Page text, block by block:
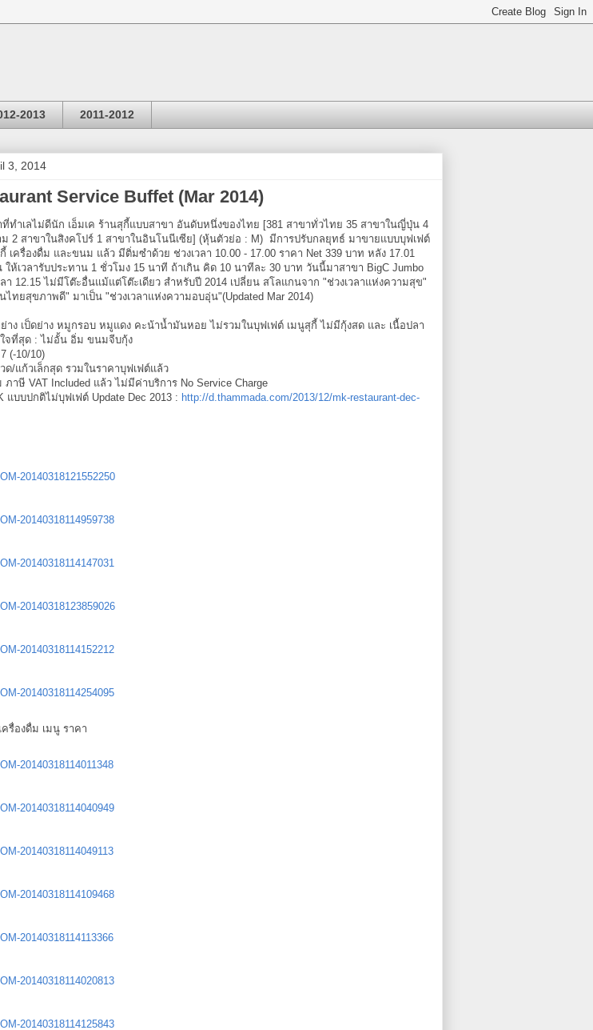
2013 2011-2012
3, 2014
Service Buffet (Mar 2014)
ที่ทำเลไม่ดีนัก เอ็มเค ร้านสุกี้แบบสาขา อันดับหนึ่งของไทย [381 สาขาทั่วไทย 35 สาขาในญี่ปุ่น 4
ม 2 สาขาในสิงคโปร์ 1 สาขาในอินโนนีเซีย] (หุ้นตัวย่อ : M) มีการปรับกลยุทธ์ มาขายแบบบุฟเฟต์
เครื่องดื่ม และขนม แล้ว มีติ่มซำด้วย ช่วงเวลา 10.00 - 17.00 ราคา Net 339 บาท หลัง 17.01
ห้เวลารับประทาน 1 ชั่วโมง 15 นาที ถ้าเกิน คิด 10 นาทีละ 30 บาท วันนี้มาสาขา BigC Jumbo
า 12.15 ไม่มีโต๊ะอื่นแม้แต่โต๊ะเดียว สำหรับปี 2014 เปลี่ยน สโลแกนจาก "ช่วงเวลาแห่งความสุข"
ไทยสุขภาพดี" มาเป็น "ช่วงเวลาแห่งความอบอุ่น"(Updated Mar 2014)
าง เป็ดย่าง หมูกรอบ หมูแดง คะน้าน้ำมันหอย ไม่รวมในบุฟเฟต์ เมนูสุกี้ ไม่มีกุ้งสด และ เนื้อปลา
จที่สุด : ไม่อั้น อิ่ม ขนมจีบกุ้ง
(-10/10)
/แก้วเล็กสุด รวมในราคาบุฟเฟต์แล้ว
ภาษี VAT Included แล้ว ไม่มีค่าบริการ No Service Charge
แบบปกติไม่บุฟเฟต์ Update Dec 2013 : http://d.thammada.com/2013/12/mk-restaurant-dec-
ครื่องดื่ม เมนู ราคา